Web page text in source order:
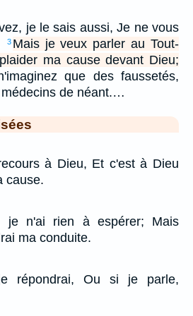
je le sais aussi, Je ne vous
3 Mais je veux parler au Tout-
ma cause devant Dieu;
que des faussetés,
de néant.…
à Dieu, Et c'est à Dieu
cause.
je n'ai rien à espérer; Mais
ma conduite.
répondrai, Ou si je parle,